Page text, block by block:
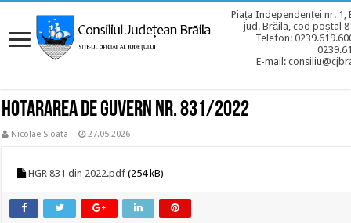
Piața Independenței nr. 1,
jud. Brăila, cod poștal
Telefon:
E-mail:
Hotararea de Guvern Nr. 831/2022
Nicolae Sloata 27.05.2026
HGR 831 din 2022.pdf (254 kB)